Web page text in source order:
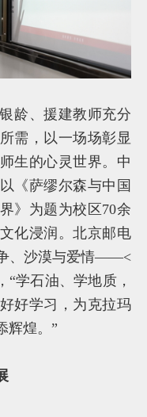
龄、援建教师充分
需，以一场场彰显
生的心灵世界。中
《萨缪尔森与中国
》为题为校区70余
化浸润。北京邮电
、沙漠与爱情——<
学石油、学地质，
好学习，为克拉玛
辉煌。”